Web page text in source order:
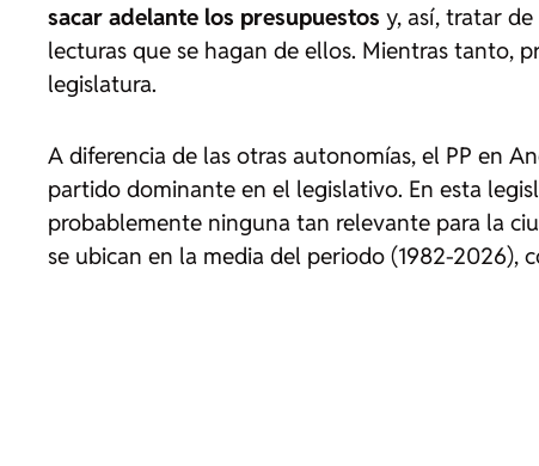
sacar adelante los presupuestos y, así, tratar
lecturas que se hagan de ellos. Mientras tanto,
legislatura.
A diferencia de las otras autonomías, el PP en
partido dominante en el legislativo. En esta
probablemente ninguna tan relevante para la
se ubican en la media del periodo (1982-2026),